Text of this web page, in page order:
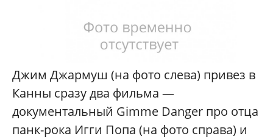
Джим Джармуш (на фото слева) привез в
Канны сразу два фильма —
документальный Gimme Danger про отца
панк-рока Игги Попа (на фото справа) и